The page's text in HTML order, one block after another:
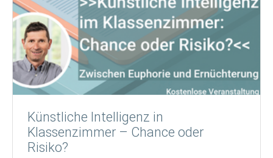
Künstliche Intelligenz in
Klassenzimmer – Chance oder
Risiko?